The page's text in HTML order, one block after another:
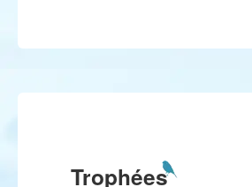
Trophées